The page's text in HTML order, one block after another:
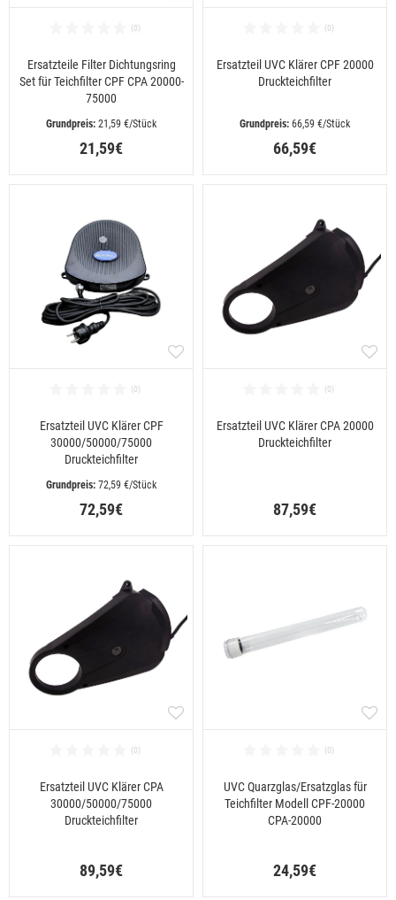
Ersatzteile Filter Dichtungsring
Set für Teichfilter CPF CPA 20000-
75000
21,59 €/Stück
21,59€
Ersatzteil UVC Klärer CPF 20000
Druckteichfilter
66,59 €/Stück
66,59€
Ersatzteil UVC Klärer CPF
30000/50000/75000
Druckteichfilter
72,59 €/Stück
72,59€
Ersatzteil UVC Klärer CPA 20000
Druckteichfilter
87,59€
Ersatzteil UVC Klärer CPA
30000/50000/75000
Druckteichfilter
89,59€
UVC Quarzglas/Ersatzglas für
Teichfilter Modell CPF-20000
CPA-20000
24,59€